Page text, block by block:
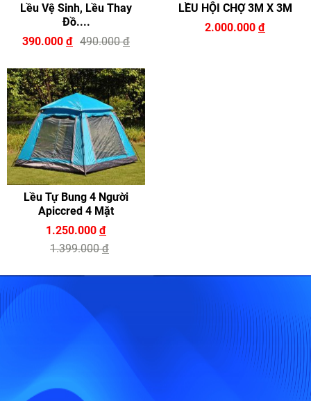
Lều Vệ Sinh, Lều Thay
Đồ....
390.000 đ 490.000đ
LỀU HỘI CHỢ 3M X 3M
2.000.000 đ
Lều Tự Bung 4 Người
Apiccred 4 Mặt
1.250.000 đ
1.399.000đ